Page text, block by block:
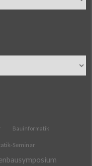
Bauinformatik
Seminar